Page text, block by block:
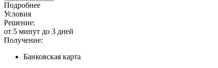
Подробнее
Условия
Решение:
от 5 минут до 3 дней
Получение:
Банковская карта